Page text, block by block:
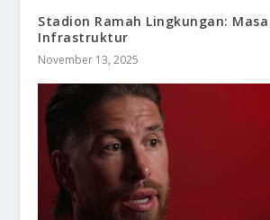
Stadion Ramah Lingkungan: Masa
Infrastruktur
November 13, 2025